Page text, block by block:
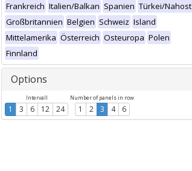
Frankreich Italien/Balkan Spanien Türkei/Nahost
Großbritannien Belgien Schweiz Island
Mittelamerika Österreich Osteuropa Polen
Finnland
Options
Intervall
1 3 6 12 24
Number of panels in row
1 2 3 4 6